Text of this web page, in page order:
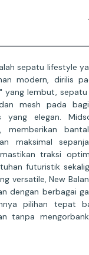
sepatu lifestyle
modern, dirilis
yang lembut, sepatu
mesh pada
yang elegan.
memberikan
maksimal
traksi
futuristik
versatile, New
dengan berbagai
pilihan tepat
tanpa